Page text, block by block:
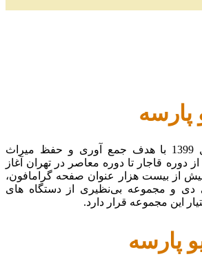
پارسه
استریو پارسه در سال 1399 با هدف جمع آوری و حفظ میراث
دوره قاجار تا دوره معاصر در تهران آغاز
از بیست هزار عنوان صفحه گرامافون،
دی و مجموعه بی‌نظیری از دستگاه های
این مجموعه قرار دارد.
پارسه